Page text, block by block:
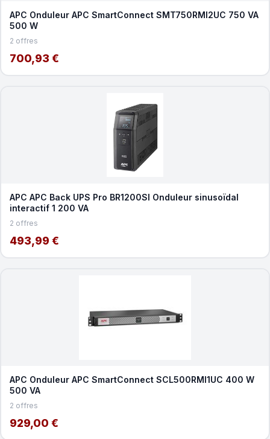
APC Onduleur APC SmartConnect SMT750RMI2UC 750 VA
500 W
2 offres
700,93 €
APC APC Back UPS Pro BR1200SI Onduleur sinusoïdal
interactif 1 200 VA
2 offres
493,99 €
APC Onduleur APC SmartConnect SCL500RMI1UC 400 W
500 VA
2 offres
929,00 €